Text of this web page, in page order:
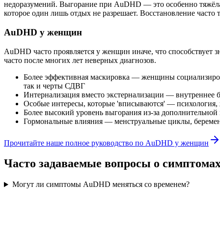
недоразумений. Выгорание при AuDHD — это особенно
которое один лишь отдых не разрешает. Восстановление
AuDHD у женщин
AuDHD часто проявляется у женщин иначе, что
часто после многих лет неверных диагнозов.
Более эффективная маскировка — женщины
так и черты СДВГ
Интернализация вместо экстернализации — внутреннее
Особые интересы, которые 'вписываются' — психология,
Более высокий уровень выгорания из-за
Гормональные влияния — менструальные циклы,
Прочитайте наше полное руководство по AuDHD у женщин
Часто задаваемые вопросы о
Могут ли симптомы AuDHD меняться со временем?